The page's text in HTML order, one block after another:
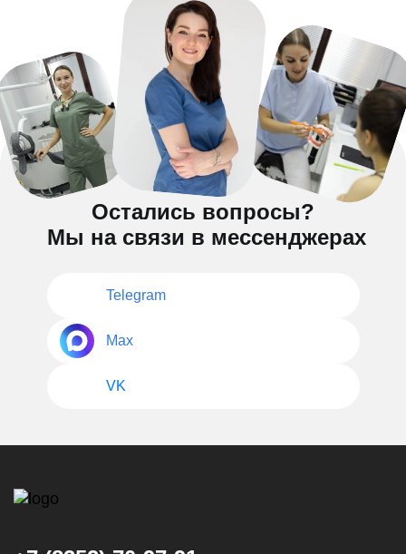
Остались вопросы?
Мы на связи в мессенджерах
Telegram
Max
VK